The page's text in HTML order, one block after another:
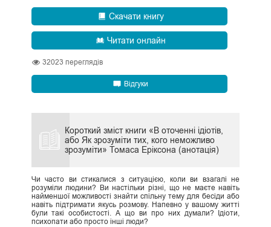
Скачати книгу
Читати онлайн
32023 переглядів
Відгуки
Короткий зміст книги «В оточенні ідіотів,
або Як зрозуміти тих, кого неможливо
зрозуміти» Томаса Еріксона (анотація)
Чи часто ви стикалися з ситуацією, коли ви взагалі не
розуміли людини? Ви настільки різні, що не маєте навіть
найменшої можливості знайти спільну тему для бесіди або
навіть підтримати якусь розмову. Напевно у вашому житті
були такі особистості. А що ви про них думали? Ідіоти,
психопати або просто інші люди?